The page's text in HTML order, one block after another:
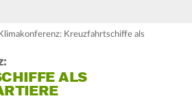
Kreuzfahrtschiffe als
ALS